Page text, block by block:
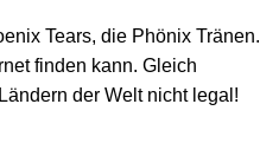
Tears, die Phönix Tränen.
finden kann. Gleich
der Welt nicht legal!